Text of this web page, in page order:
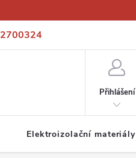
Přihlášení
Elektroizolační materiály